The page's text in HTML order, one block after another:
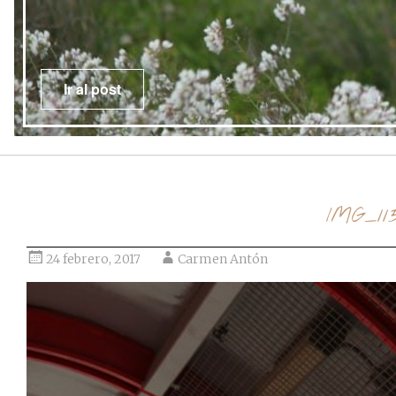
Ir al post
24 febrero, 2017 Carmen Antón